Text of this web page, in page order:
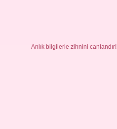
Anlık bilgilerle zihnini canlandır!